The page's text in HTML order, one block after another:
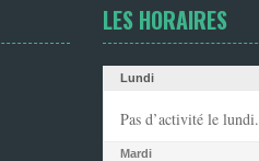
LES HORAIRES
Lundi
Pas d’activité le lundi.
Mardi